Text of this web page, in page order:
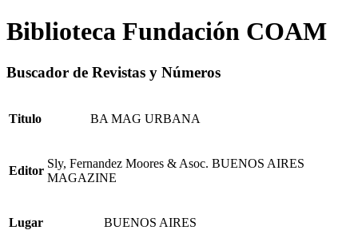
Biblioteca Fundación COAM
Buscador de Revistas y Números
Titulo BA MAG URBANA
Editor
Sly, Fernandez Moores & Asoc. BUENOS AIRES
MAGAZINE
Lugar BUENOS AIRES